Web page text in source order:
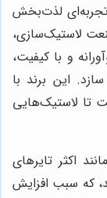
تجربه‌ای لذت‌بخش
لاستیک‌سازی،
و با کیفیت،
این برند با
تا لاستیک‌هایی
اکثر تایرهای
که سبب افزایش